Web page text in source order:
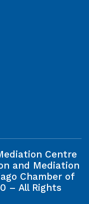
Centre
and Mediation
Chamber of
– All Rights